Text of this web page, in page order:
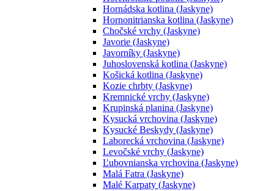
Hornádska kotlina (Jaskyne)
Hornonitrianska kotlina (Jaskyne)
Chočské vrchy (Jaskyne)
Javorie (Jaskyne)
Javorníky (Jaskyne)
Juhoslovenská kotlina (Jaskyne)
Košická kotlina (Jaskyne)
Kozie chrbty (Jaskyne)
Kremnické vrchy (Jaskyne)
Krupinská planina (Jaskyne)
Kysucká vrchovina (Jaskyne)
Kysucké Beskydy (Jaskyne)
Laborecká vrchovina (Jaskyne)
Levočské vrchy (Jaskyne)
Ľubovnianska vrchovina (Jaskyne)
Malá Fatra (Jaskyne)
Malé Karpaty (Jaskyne)